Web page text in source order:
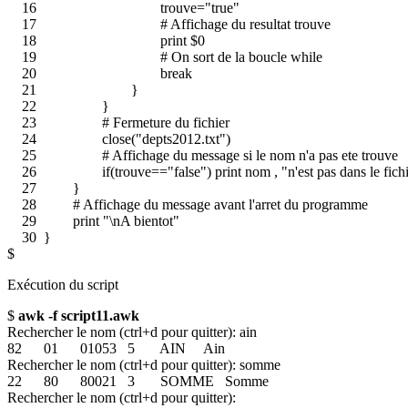
16 trouve="true"
17 # Affichage du resultat trouve
18 print $0
19 # On sort de la boucle while
20 break
21 }
22 }
23 # Fermeture du fichier
24 close("depts2012.txt")
25 # Affichage du message si le nom n'a pas ete trouve
26 if(trouve=="false") print nom , "n'est pas dans le
27 }
28 # Affichage du message avant l'arret du programme
29 print "\nA bientot"
30 }
$
Exécution du script
$ awk -f script11.awk
Rechercher le nom (ctrl+d pour quitter): ain
82 01 01053 5 AIN Ain
Rechercher le nom (ctrl+d pour quitter): somme
22 80 80021 3 SOMME Somme
Rechercher le nom (ctrl+d pour quitter):